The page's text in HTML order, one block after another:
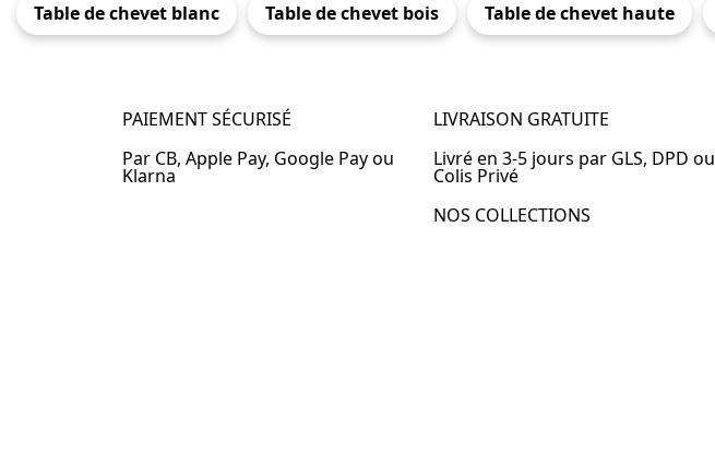
Table de chevet blanc Table de chevet bois Table de chevet haute
PAIEMENT SÉCURISÉ
Par CB, Apple Pay, Google Pay ou
Klarna
LIVRAISON GRATUITE
Livré en 3-5 jours par GLS, DPD ou
Colis Privé
NOS COLLECTIONS